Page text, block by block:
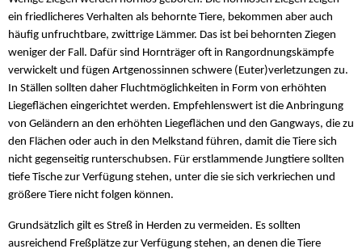
ein friedlicheres Verhalten als behornte Tiere, bekommen aber auch
häufig unfruchtbare, zwittrige Lämmer. Das ist bei behornten Ziegen
weniger der Fall. Dafür sind Hornträger oft in Rangordnungskämpfe
verwickelt und fügen Artgenossinnen schwere (Euter)verletzungen zu.
In Ställen sollten daher Fluchtmöglichkeiten in Form von erhöhten
Liegeflächen eingerichtet werden. Empfehlenswert ist die Anbringung
von Geländern an den erhöhten Liegeflächen und den Gangways, die zu
den Flächen oder auch in den Melkstand führen, damit die Tiere sich
nicht gegenseitig runterschubsen. Für erstlammende Jungtiere sollten
tiefe Tische zur Verfügung stehen, unter die sie sich verkriechen und
größere Tiere nicht folgen können.
Grundsätzlich gilt es Streß in Herden zu vermeiden. Es sollten
ausreichend Freßplätze zur Verfügung stehen, an denen die Tiere